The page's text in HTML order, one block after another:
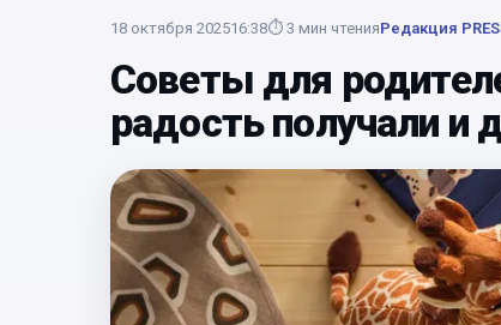
18 октября 202516:38⏱ 3 мин чтенияРедакция
Советы для
радость получали и